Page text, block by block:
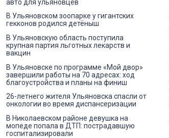
авто для ульяновцев
В Ульяновском зоопарке у гигантских
гекконов родился детёныш
В Ульяновскую область поступила
крупная партия льготных лекарств и
вакцин
В Ульяновске по программе «Мой двор»
завершили работы на 70 адресах: ход
благоустройства и планы на финиш
26-летнего жителя Ульяновска спасли от
онкологии во время диспансеризации
В Николаевском районе девушка на
мопеде попала в ДТП: пострадавшую
госпитализировали